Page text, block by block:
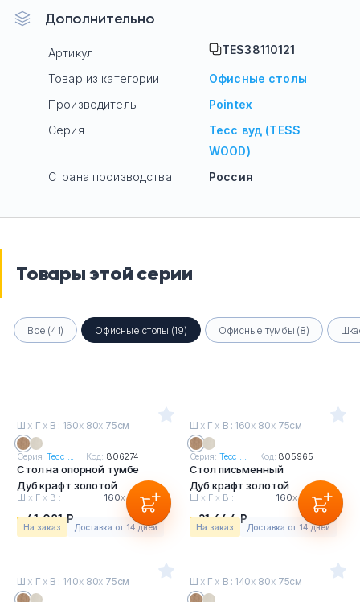
Дополнительно
Артикул TES38110121
Товар из категории
Офисные столы
Производитель
Pointex
Серия
Тесс вуд (TESS
WOOD)
Страна производства
Россия
Товары этой серии
Все (41) Офисные столы (19) Офисные тумбы (8)
Ш х Г х В : 160х 80х 75см
Серия:Тесс ... Код: 806274
Стол на опорной тумбе
Дуб крафт золотой
Ш х Г х В : 160х80х75см
41 081 Р
На заказ Доставка от 14 дней
Ш х Г х В : 160х 80х 75см
Серия: Тесс ... Код: 805965
Стол письменный
Дуб крафт золотой
Ш х Г х В : 160х80х75см
21 644 Р
На заказ Доставка от 14 дней
Ш х Г х В : 140х 80х 75см Ш х Г х В : 140х 80х 75см